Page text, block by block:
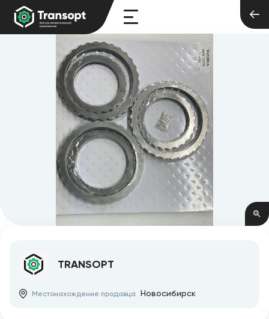
TRANSOPT
Местонахождение продавца Новосибирск